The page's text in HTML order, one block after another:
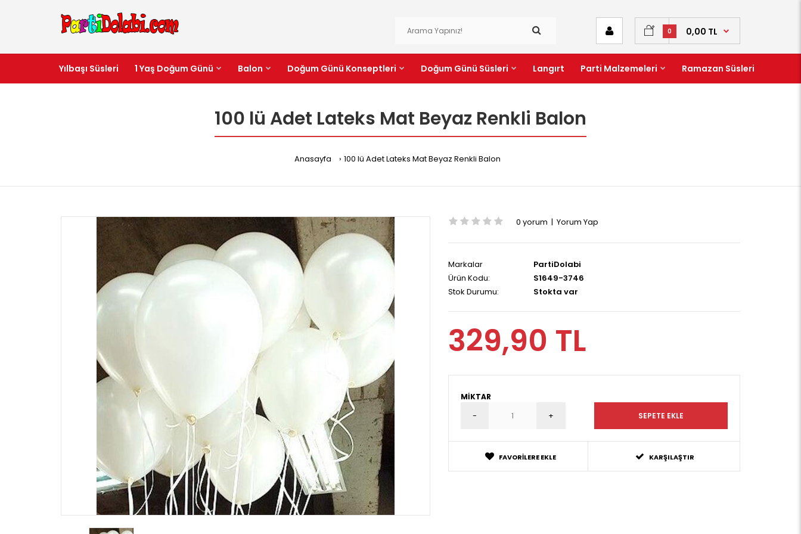
0 0,00 TL
Yılbaşı Süsleri 1 Yaş Doğum Günü Balon Doğum Günü Konseptleri Doğum Günü Süsleri Langırt Parti Malzemeleri Ramazan Süsleri
100 lü Adet Lateks Mat Beyaz Renkli Balon
Anasayfa 100 lü Adet Lateks Mat Beyaz Renkli Balon
0 yorum | Yorum Yap
Markalar
PartiDolabi
Ürün Kodu:
S1649-3746
Stok Durumu:
Stokta var
329,90 TL
MIKTAR
FAVORILERE EKLE KARŞILAŞTIR